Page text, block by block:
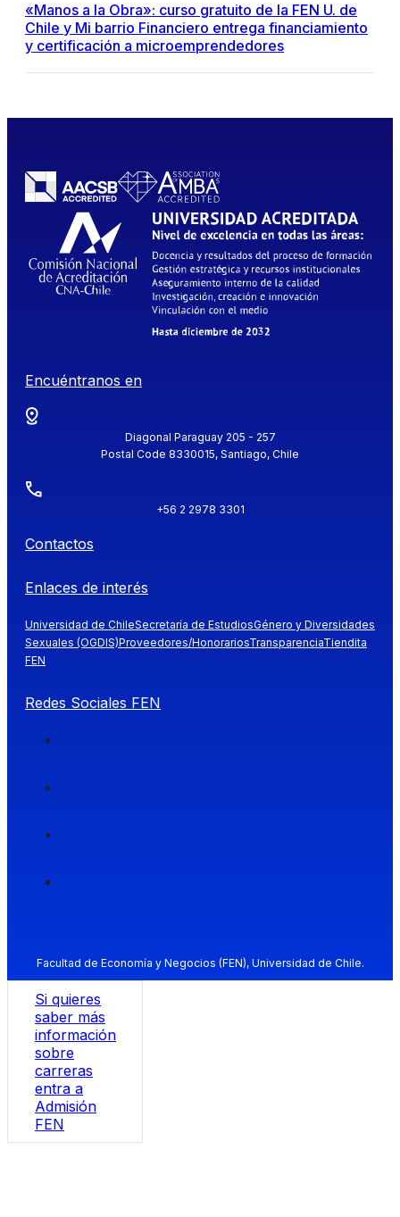
«Manos a la Obra»: curso gratuito de la FEN U. de
Chile y Mi barrio Financiero entrega financiamiento
y certificación a microemprendedores
Encuéntranos en
Diagonal Paraguay 205 - 257
Postal Code 8330015, Santiago, Chile
+56 2 2978 3301
Contactos
Enlaces de interés
Universidad de ChileSecretaría de EstudiosGénero y Diversidades
Sexuales (OGDIS)Proveedores/HonorariosTransparenciaTiendita
FEN
Redes Sociales FEN
Facultad de Economía y Negocios (FEN), Universidad de Chile.
Si quieres
saber más
información
sobre
carreras
entra a
Admisión
FEN